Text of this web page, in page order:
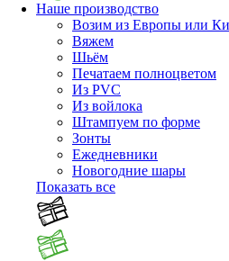
Наше производство
Возим из Европы или
Вяжем
Шьём
Печатаем полноцветом
Из PVC
Из войлока
Штампуем по форме
Зонты
Ежедневники
Новогодние шары
Показать все